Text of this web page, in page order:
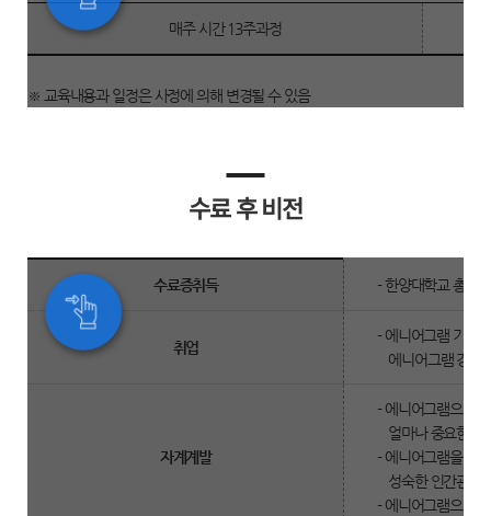
수
강
보
매주 시간 13주과정
※ 교육내용과 일정은 사정에 의해 변경될 수 있음
수료 후 비전
료
후
수료증취득 - 한양대학교 총장
취업
- 에니어그램 기반
에니어그램 강사
자계계발
- 에니어그램으로
얼마나 중요한지
- 에니어그램을 통
성숙한 인간관계
- 에니어그램으로